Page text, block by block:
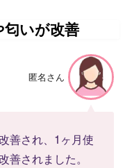
いが改善
匿名さん
善され、1ヶ月使
善されました。